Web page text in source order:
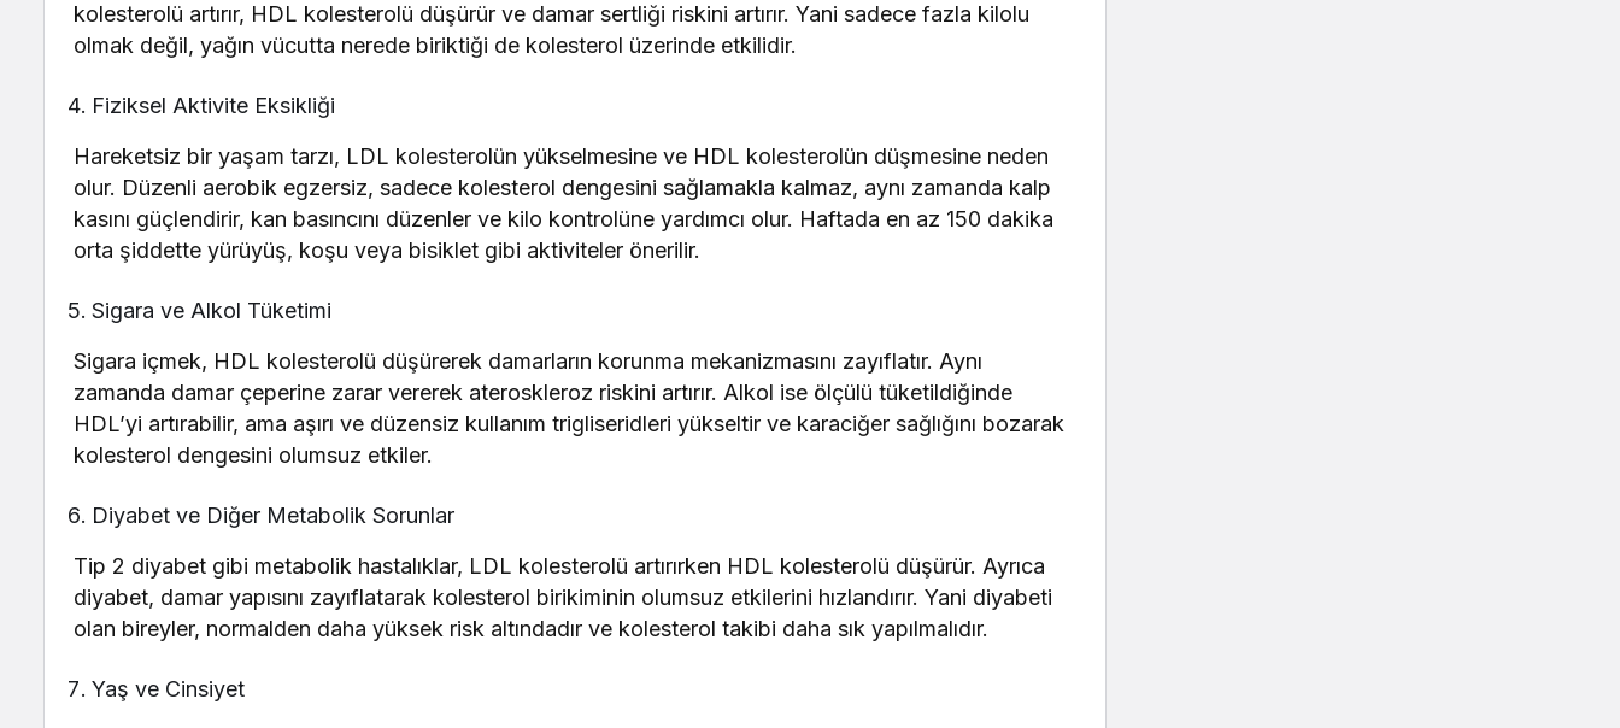
kolesterolü artırır, HDL kolesterolü düşürür ve damar sertliği riskini artırır. Yani sadece fazla kilolu
olmak değil, yağın vücutta nerede biriktiği de kolesterol üzerinde etkilidir.
Fiziksel Aktivite Eksikliği
Hareketsiz bir yaşam tarzı, LDL kolesterolün yükselmesine ve HDL kolesterolün düşmesine neden
olur. Düzenli aerobik egzersiz, sadece kolesterol dengesini sağlamakla kalmaz, aynı zamanda kalp
kasını güçlendirir, kan basıncını düzenler ve kilo kontrolüne yardımcı olur. Haftada en az 150 dakika
orta şiddette yürüyüş, koşu veya bisiklet gibi aktiviteler önerilir.
Sigara ve Alkol Tüketimi
Sigara içmek, HDL kolesterolü düşürerek damarların korunma mekanizmasını zayıflatır. Aynı
zamanda damar çeperine zarar vererek ateroskleroz riskini artırır. Alkol ise ölçülü tüketildiğinde
HDL’yi artırabilir, ama aşırı ve düzensiz kullanım trigliseridleri yükseltir ve karaciğer sağlığını bozarak
kolesterol dengesini olumsuz etkiler.
Diyabet ve Diğer Metabolik Sorunlar
Tip 2 diyabet gibi metabolik hastalıklar, LDL kolesterolü artırırken HDL kolesterolü düşürür. Ayrıca
diyabet, damar yapısını zayıflatarak kolesterol birikiminin olumsuz etkilerini hızlandırır. Yani diyabeti
olan bireyler, normalden daha yüksek risk altındadır ve kolesterol takibi daha sık yapılmalıdır.
Yaş ve Cinsiyet